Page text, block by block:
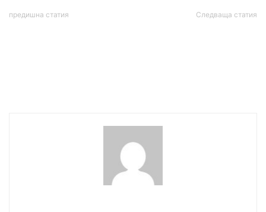
предишна статия Следваща статия